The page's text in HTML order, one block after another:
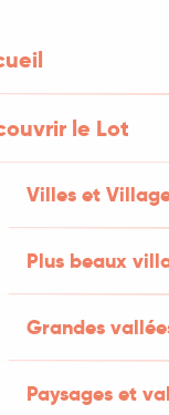
le Lot
Villes et
Plus beaux
Grandes
Paysages et
du terroir
du terroir